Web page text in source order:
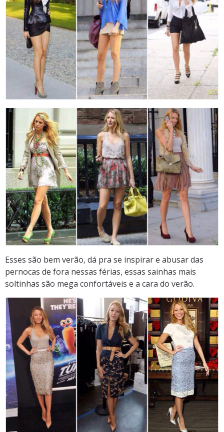
Esses são bem verão, dá pra se inspirar e abusar das
pernocas de fora nessas férias, essas sainhas mais
soltinhas são mega confortáveis e a cara do verão.